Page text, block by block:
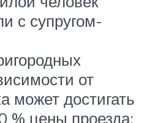
с супругом-
от
может достигать
% цены проезда;